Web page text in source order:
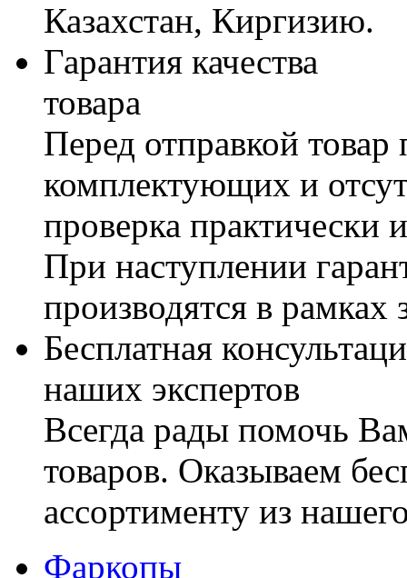
Казахстан, Киргизию.
Гарантия качества
товара
Перед отправкой товар
комплектующих и
проверка практически
При наступлении
производятся в рамках
Бесплатная
наших экспертов
Всегда рады помочь
товаров. Оказываем
ассортименту из
Фаркопы